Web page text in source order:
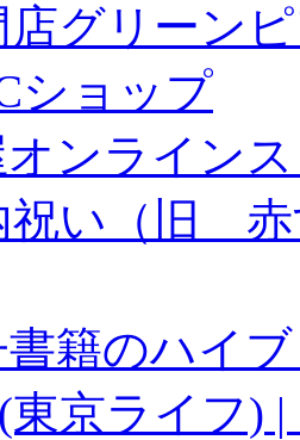
店グリーン
ショップ
ンライン
祝い（旧 赤
籍のハイ
東京ライフ)